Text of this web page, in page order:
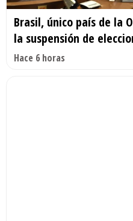
Brasil, único país de la
la suspensión de
Hace 6 horas